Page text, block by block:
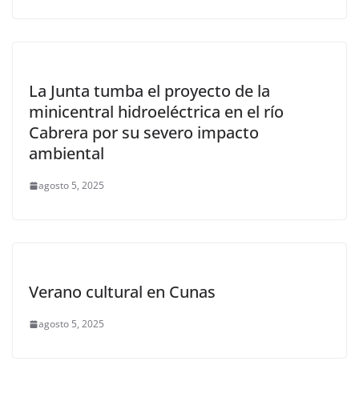
La Junta tumba el proyecto de la
minicentral hidroeléctrica en el río
Cabrera por su severo impacto
ambiental
agosto 5, 2025
Verano cultural en Cunas
agosto 5, 2025